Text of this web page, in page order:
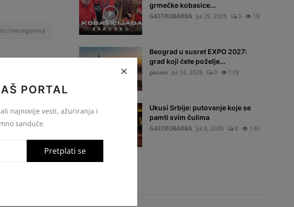
PORTAL
najnovije vesti, ažuriranja i
sanduče.
Pretplati se
Hercegovina
grmečke kobasice...
GASTROBARBA Jul 29, 2026 0 18
Beograd u susret EXPO 2027:
grad koji ćete poželje...
piscies Jul 14, 2026 0 119
Ukusi Srbije: putovanje koje se
pamti svim čulima
GASTROBARBA Jul 8, 2026 0 136